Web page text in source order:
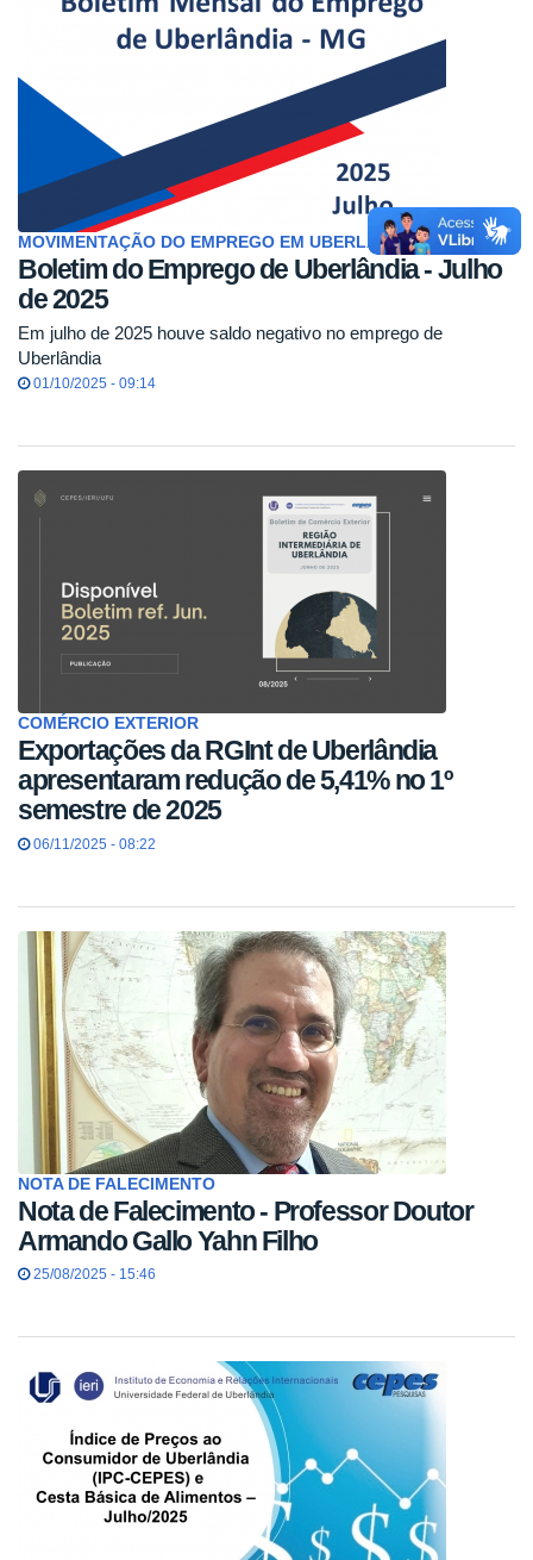
MOVIMENTAÇÃO DO EMPREGO EM UBERLÂNDIA
Boletim do Emprego de Uberlândia - Julho
de 2025
Em julho de 2025 houve saldo negativo no emprego de
Uberlândia
01/10/2025 - 09:14
COMÉRCIO EXTERIOR
Exportações da RGInt de Uberlândia
apresentaram redução de 5,41% no 1º
semestre de 2025
06/11/2025 - 08:22
NOTA DE FALECIMENTO
Nota de Falecimento - Professor Doutor
Armando Gallo Yahn Filho
25/08/2025 - 15:46